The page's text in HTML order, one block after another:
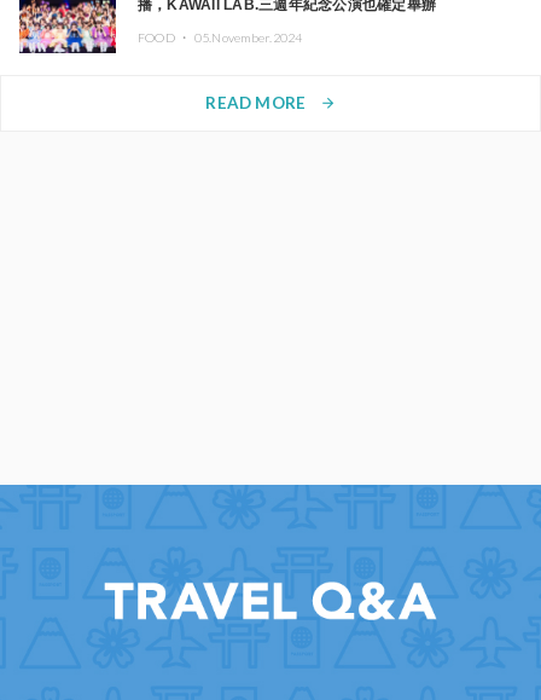
播，KAWAII LAB.三週年紀念公演也確定舉辦
FOOD ・ 05.November.2024
READ MORE arrow_forward